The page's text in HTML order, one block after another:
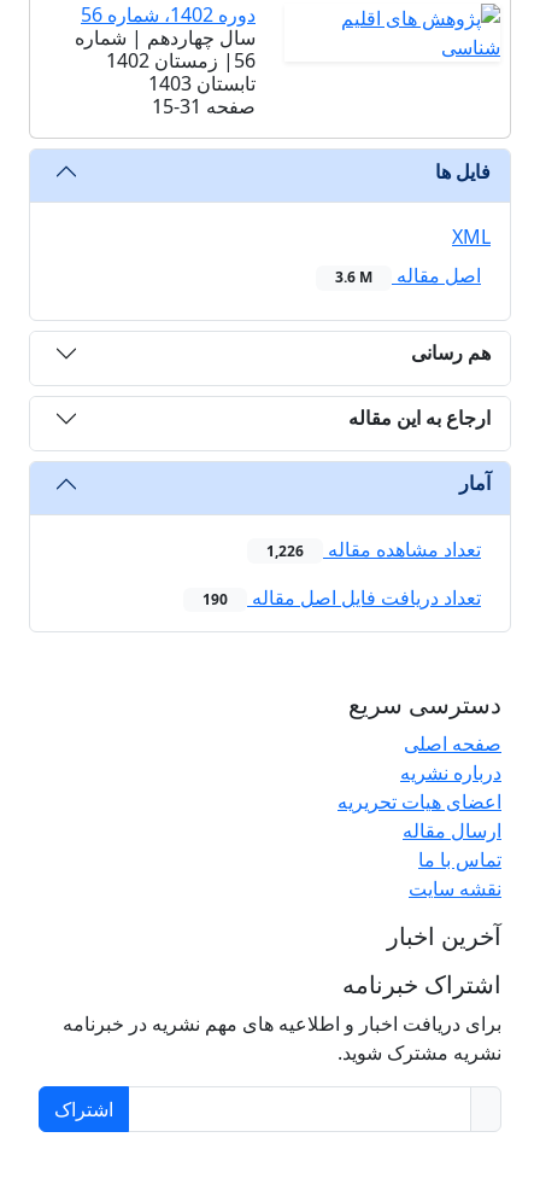
دوره 1402، شماره 56
سال چهاردهم | شماره
56| زمستان 1402
تابستان 1403
صفحه 15-31
فایل ها
XML
اصل مقاله
3.6 M
هم رسانی
ارجاع به این مقاله
آمار
تعداد مشاهده مقاله 1,226
تعداد دریافت فایل اصل مقاله 190
دسترسی سریع
صفحه اصلی
درباره نشریه
اعضای هیات تحریریه
ارسال مقاله
تماس با ما
نقشه سایت
آخرین اخبار
اشتراک خبرنامه
برای دریافت اخبار و اطلاعیه های مهم نشریه در خبرنامه
نشریه مشترک شوید.
اشتراک